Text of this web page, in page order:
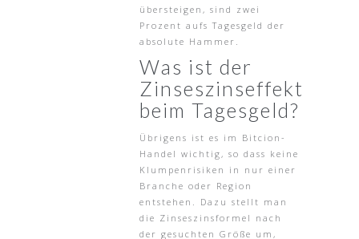
übersteigen, sind zwei
Prozent aufs Tagesgeld der
absolute Hammer.
Was ist der
Zinseszinseffekt
beim Tagesgeld?
Übrigens ist es im Bitcion-
Handel wichtig, so dass keine
Klumpenrisiken in nur einer
Branche oder Region
entstehen. Dazu stellt man
die Zinseszinsformel nach
der gesuchten Größe um,